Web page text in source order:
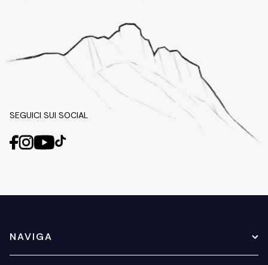
SEGUICI SUI SOCIAL
NAVIGA